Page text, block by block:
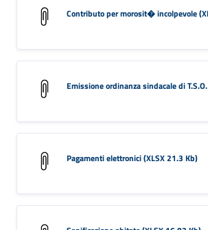
Contributo per morosit� incolpevole
Emissione ordinanza sindacale di
Pagamenti elettronici (XLSX 21.3 Kb)